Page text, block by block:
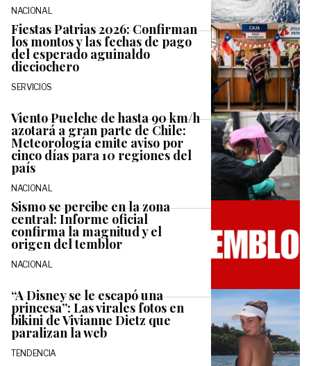
NACIONAL
Fiestas Patrias 2026: Confirman
los montos y las fechas de pago
del esperado aguinaldo
dieciochero
SERVICIOS
Viento Puelche de hasta 90 km/h
azotará a gran parte de Chile:
Meteorología emite aviso por
cinco días para 10 regiones del
país
NACIONAL
Sismo se percibe en la zona
central: Informe oficial
confirma la magnitud y el
origen del temblor
NACIONAL
“A Disney se le escapó una
princesa”: Las virales fotos en
bikini de Vivianne Dietz que
paralizan la web
TENDENCIA